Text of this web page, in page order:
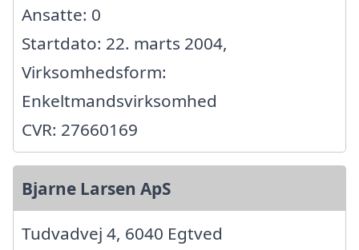
Ansatte: 0
Startdato: 22. marts 2004,
Virksomhedsform:
Enkeltmandsvirksomhed
CVR: 27660169
Bjarne Larsen ApS
Tudvadvej 4, 6040 Egtved